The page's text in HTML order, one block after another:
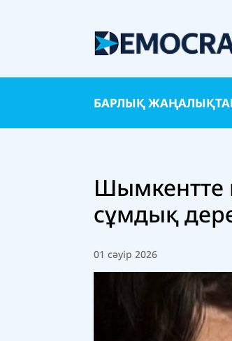
БАРЛЫҚ
Шымкентте
сұмдық
01 сәуір 2026